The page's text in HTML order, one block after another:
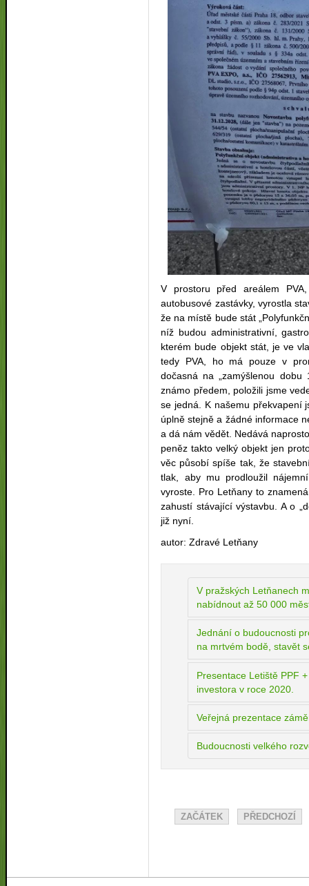
V prostoru před areálem
autobusové zastávky, vyrostla
že na místě bude stát
níž budou administrativní,
kterém bude objekt stát, je ve
tedy PVA, ho má pouze v
dočasná na „zamýšlenou
známo předem, položili jsme
se jedná. K našemu překvapení
úplně stejně a žádné informace
a dá nám vědět. Nedává
peněz takto velký objekt jen
věc působí spíše tak, že
tlak, aby mu prodloužil
vyroste. Pro Letňany to
zahustí stávající výstavbu. A o
již nyní.
autor: Zdravé Letňany
V pražských Letňanech
nabídnout až 50 000
Jednání o budoucnosti
na mrtvém bodě, stavět
Presentace Letiště PPF
investora v roce 2020.
Veřejná prezentace
Budoucnosti velkého
ZAČÁTEK PŘEDCHOZÍ